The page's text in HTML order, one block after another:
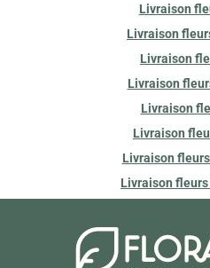
Livraison
Livraison
Livraison
Livraison
Livraison
Livraison
Livraison
Livraison